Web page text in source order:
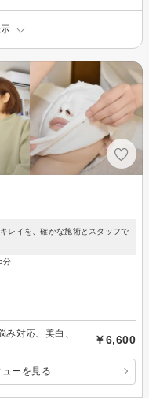
レイを、確かな施術とスタッフで
分
み対応、美白、
￥6,600
ーを見る